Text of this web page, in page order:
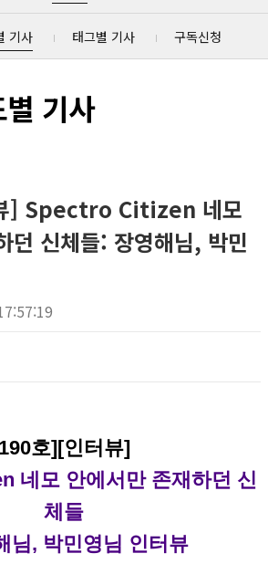
기사 태그별 기사 구독신청
기사
] Spectro Citizen 네모
던 신체들: 장영해님, 박민
호][인터뷰]
네모 안에서만 존재하던 신
체들
님, 박민영님 인터뷰